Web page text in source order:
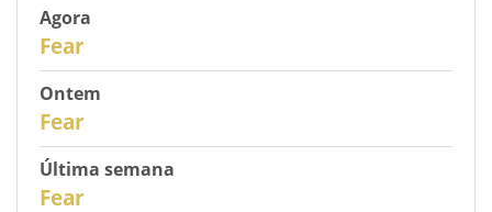
Agora
Fear
Ontem
Fear
Última semana
Fear